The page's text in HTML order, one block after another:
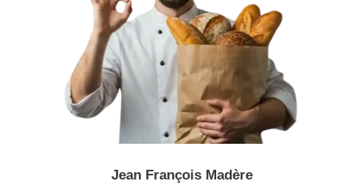
Jean François Madère